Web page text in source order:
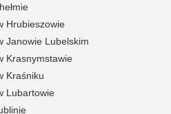
Hrubieszowie
Janowie Lubelskim
Krasnymstawie
Kraśniku
Lubartowie